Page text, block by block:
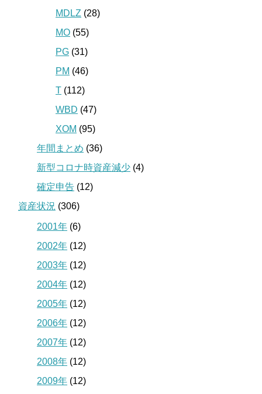
MDLZ (28)
MO (55)
PG (31)
PM (46)
T (112)
WBD (47)
XOM (95)
年間まとめ (36)
新型コロナ時資産減少 (4)
確定申告 (12)
資産状況 (306)
2001年 (6)
2002年 (12)
2003年 (12)
2004年 (12)
2005年 (12)
2006年 (12)
2007年 (12)
2008年 (12)
2009年 (12)